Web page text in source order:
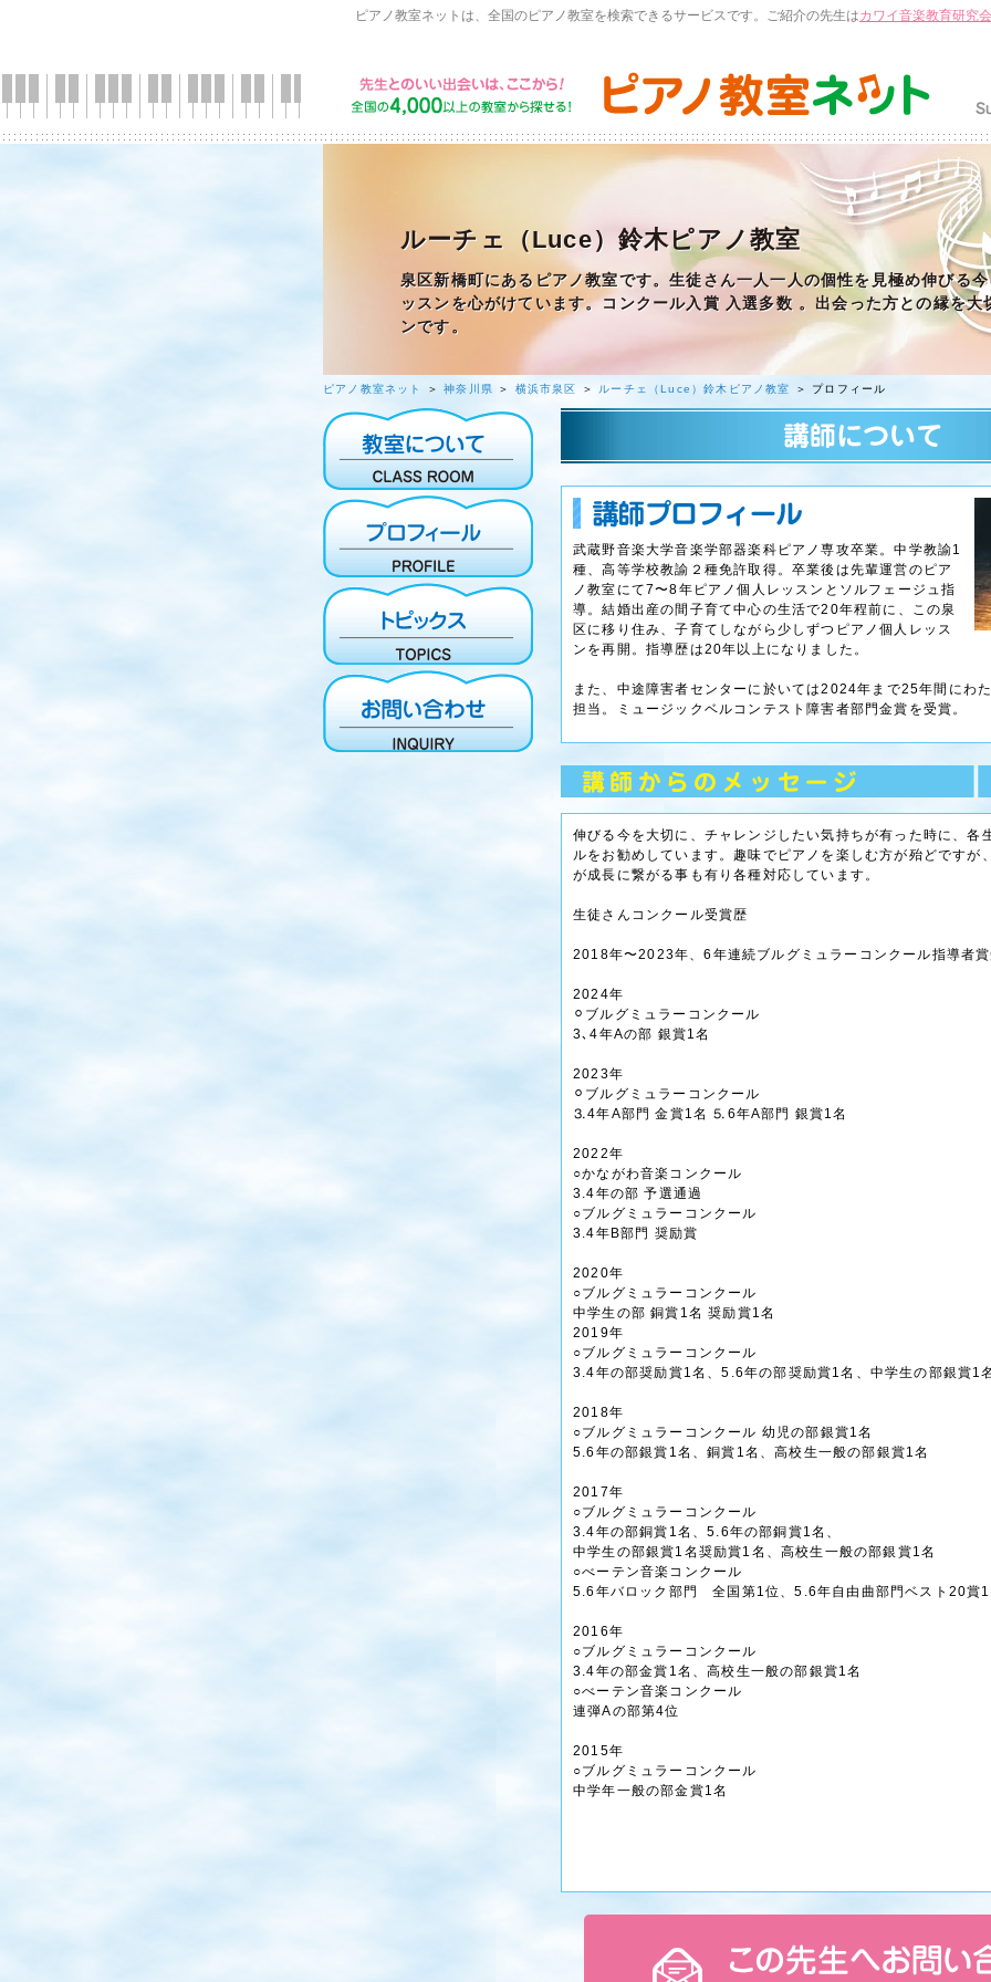
ピアノ教室ネットは、全国のピアノ教室を検索できるサービスです。ご紹介の先生はカワイ音楽教育研究会
ルーチェ（Luce）鈴木ピアノ教室
泉区新橋町にあるピアノ教室です。生徒さん一人一人の個性を見極め伸びる
ッスンを心がけています。コンクール入賞 入選多数 。出会った方との縁を大
ンです。
ピアノ教室ネット ＞神奈川県 ＞ 横浜市泉区 ＞ ルーチェ（Luce）鈴木ピアノ教室 ＞ プロフィール
武蔵野音楽大学音楽学部器楽科ピアノ専攻卒業。中学教諭1
種、高等学校教諭２種免許取得。卒業後は先輩運営のピア
ノ教室にて7〜8年ピアノ個人レッスンとソルフェージュ指
導。結婚出産の間子育て中心の生活で20年程前に、この泉
区に移り住み、子育てしながら少しずつピアノ個人レッス
ンを再開。指導歴は20年以上になりました。
また、中途障害者センターに於いては2024年まで25年間にわ
担当。ミュージックベルコンテスト障害者部門金賞を受賞。
伸びる今を大切に、チャレンジしたい気持ちが有った時に、各
ルをお勧めしています。趣味でピアノを楽しむ方が殆どですが
が成長に繋がる事も有り各種対応しています。
生徒さんコンクール受賞歴
2018年〜2023年、6年連続ブルグミュラーコンクール指導者
2024年
⚪︎ブルグミュラーコンクール
3､4年Aの部 銀賞1名
2023年
⚪︎ブルグミュラーコンクール
⒊4年A部門 金賞1名 ⒌6年A部門 銀賞1名
2022年
○かながわ音楽コンクール
3.4年の部 予選通過
○ブルグミュラーコンクール
3.4年B部門 奨励賞
2020年
○ブルグミュラーコンクール
中学生の部 銅賞1名 奨励賞1名
2019年
○ブルグミュラーコンクール
3.4年の部奨励賞1名、5.6年の部奨励賞1名、中学生の部銀賞1
2018年
○ブルグミュラーコンクール 幼児の部銀賞1名
5.6年の部銀賞1名、銅賞1名、高校生一般の部銀賞1名
2017年
○ブルグミュラーコンクール
3.4年の部銅賞1名、5.6年の部銅賞1名、
中学生の部銀賞1名奨励賞1名、高校生一般の部銀賞1名
○べーテン音楽コンクール
5.6年バロック部門 全国第1位、5.6年自由曲部門ベスト20賞
2016年
○ブルグミュラーコンクール
3.4年の部金賞1名、高校生一般の部銀賞1名
○べーテン音楽コンクール
連弾Aの部第4位
2015年
○ブルグミュラーコンクール
中学年一般の部金賞1名